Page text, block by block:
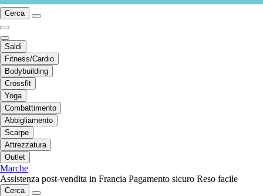
Cerca
Saldi
Fitness/Cardio
Bodybuilding
Crossfit
Yoga
Combattimento
Abbigliamento
Scarpe
Attrezzatura
Outlet
Marche
Assistenza post-vendita in Francia Pagamento sicuro Reso facile
Cerca